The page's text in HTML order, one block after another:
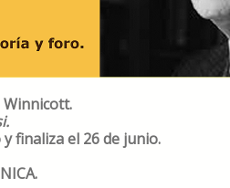
Winnicott.
finaliza el 26 de junio.